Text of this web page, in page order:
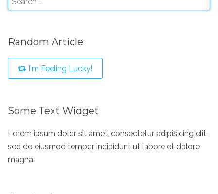
Random Article
I'm Feeling Lucky!
Some Text Widget
Lorem ipsum dolor sit amet, consectetur adipisicing elit,
sed do eiusmod tempor incididunt ut labore et dolore
magna.